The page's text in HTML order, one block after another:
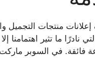
منتجات التجميل
نادرًا ما تثير اهتمامنا
فائقة. في السوبر